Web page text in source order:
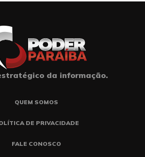
da informação.
QUEM SOMOS
DE PRIVACIDADE
FALE CONOSCO